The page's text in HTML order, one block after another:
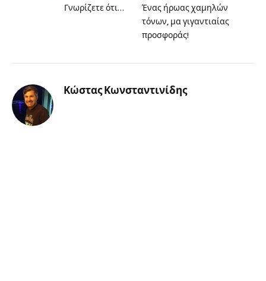
Γνωρίζετε ότι…
Ένας ήρωας χαμηλών
τόνων, μα γιγαντιαίας
προσφοράς!
Κώστας Κωνσταντινίδης